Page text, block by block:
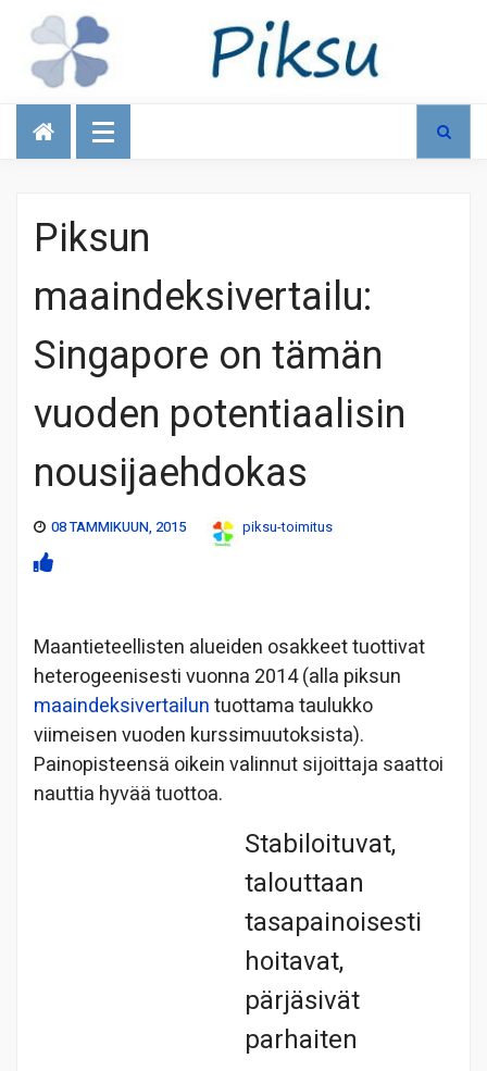
Talous
Piksun
maaindeksivertailu:
Singapore on tämän
vuoden potentiaalisin
nousijaehdokas
08 TAMMIKUUN, 2015 piksu-toimitus
Maantieteellisten alueiden osakkeet tuottivat
heterogeenisesti vuonna 2014 (alla piksun
maaindeksivertailuntuottama taulukko
viimeisen vuoden kurssimuutoksista).
Painopisteensä oikein valinnut sijoittaja saattoi
nauttia hyvää tuottoa.
Stabiloituvat,
talouttaan
tasapainoisesti
hoitavat,
pärjäsivät
parhaiten